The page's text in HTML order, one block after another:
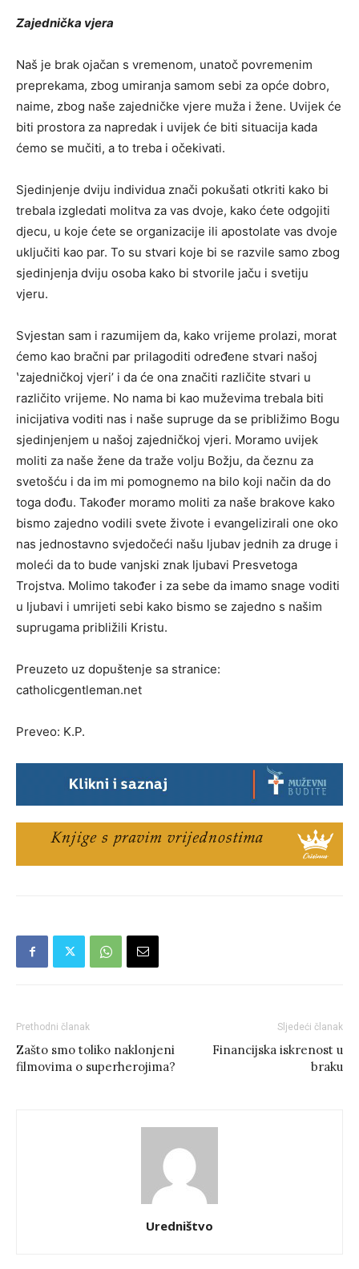
Zajednička vjera
Naš je brak ojačan s vremenom, unatoč povremenim
preprekama, zbog umiranja samom sebi za opće dobro,
naime, zbog naše zajedničke vjere muža i žene. Uvijek će
biti prostora za napredak i uvijek će biti situacija kada
ćemo se mučiti, a to treba i očekivati.
Sjedinjenje dviju individua znači pokušati otkriti kako bi
trebala izgledati molitva za vas dvoje, kako ćete odgojiti
djecu, u koje ćete se organizacije ili apostolate vas dvoje
uključiti kao par. To su stvari koje bi se razvile samo zbog
sjedinjenja dviju osoba kako bi stvorile jaču i svetiju
vjeru.
Svjestan sam i razumijem da, kako vrijeme prolazi, morat
ćemo kao bračni par prilagoditi određene stvari našoj
ʽzajedničkoj vjeriʼ i da će ona značiti različite stvari u
različito vrijeme. No nama bi kao muževima trebala biti
inicijativa voditi nas i naše supruge da se približimo Bogu
sjedinjenjem u našoj zajedničkoj vjeri. Moramo uvijek
moliti za naše žene da traže volju Božju, da čeznu za
svetošću i da im mi pomognemo na bilo koji način da do
toga dođu. Također moramo moliti za naše brakove kako
bismo zajedno vodili svete živote i evangelizirali one oko
nas jednostavno svjedočeći našu ljubav jednih za druge i
moleći da to bude vanjski znak ljubavi Presvetoga
Trojstva. Molimo također i za sebe da imamo snage voditi
u ljubavi i umrijeti sebi kako bismo se zajedno s našim
suprugama približili Kristu.
Preuzeto uz dopuštenje sa stranice:
catholicgentleman.net
Preveo: K.P.
Prethodni članak
Zašto smo toliko naklonjeni
filmovima o superherojima?
Sljedeći članak
Financijska iskrenost u
braku
Uredništvo